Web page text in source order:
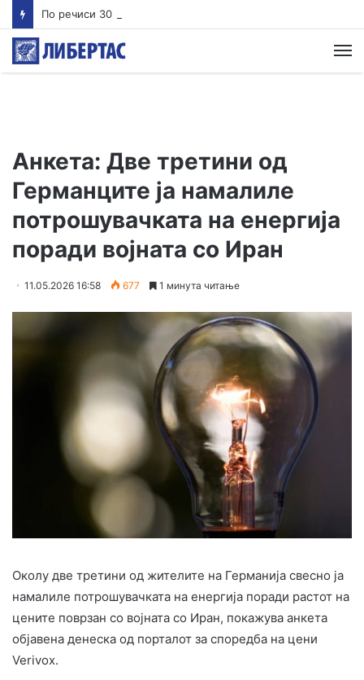
Анкета: Две третини од
Германците ја намалиле
потрошувачката на енергија
поради војната со Иран
11.05.2026 16:58 677 1 минута читање
Околу две третини од жителите на Германија свесно ја
намалиле потрошувачката на енергија поради растот на
цените поврзан со војната со Иран, покажува анкета
објавена денеска од порталот за споредба на цени
Verivox.